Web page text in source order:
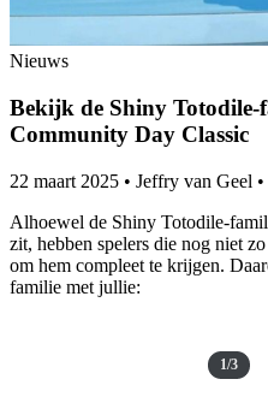
Nieuws
Bekijk de Shiny
Community Day Classic
22 maart 2025 • Jeffry van Geel •
Alhoewel de Shiny Totodile-
zit, hebben spelers die nog niet
om hem compleet te krijgen.
familie met jullie:
1/3